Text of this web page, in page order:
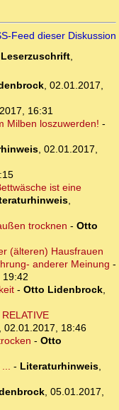
Feed dieser Diskussion
Leserzuschrift,
, 02.01.2017,
16:31
Milben loszuwerden! -
, 02.01.2017,
ist eine
,
trocknen - Otto
(älteren) Hausfrauen
anderer Meinung -
19:42
- Otto Lidenbrock,
, 02.01.2017, 18:46
- Otto
- Literaturhinweis,
, 05.01.2017,